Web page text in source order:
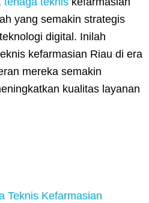
yang semakin strategis
digital. Inilah
kefarmasian Riau di era
mereka semakin
kualitas layanan
Teknis Kefarmasian